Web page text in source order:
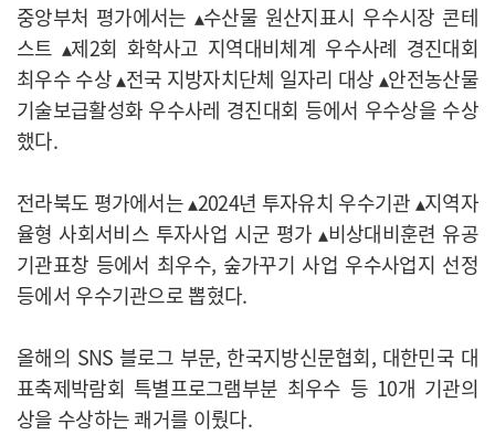
중앙부처 평가에서는 ▴수산물 원산지표시 우수시장 콘테
스트 ▴제2회 화학사고 지역대비체계 우수사례 경진대회
최우수 수상 ▴전국 지방자치단체 일자리 대상 ▴안전농산물
기술보급활성화 우수사레 경진대회 등에서 우수상을 수상
했다.
전라북도 평가에서는 ▴2024년 투자유치 우수기관 ▴지역자
율형 사회서비스 투자사업 시군 평가 ▴비상대비훈련 유공
기관표창 등에서 최우수, 숲가꾸기 사업 우수사업지 선정
등에서 우수기관으로 뽑혔다.
올해의 SNS 블로그 부문, 한국지방신문협회, 대한민국 대
표축제박람회 특별프로그램부분 최우수 등 10개 기관의
상을 수상하는 쾌거를 이뤘다.